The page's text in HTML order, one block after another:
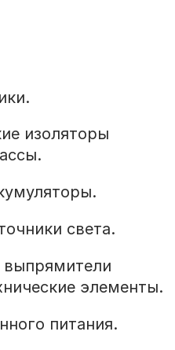
изоляторы
света.
выпрямители
элементы.
питания.